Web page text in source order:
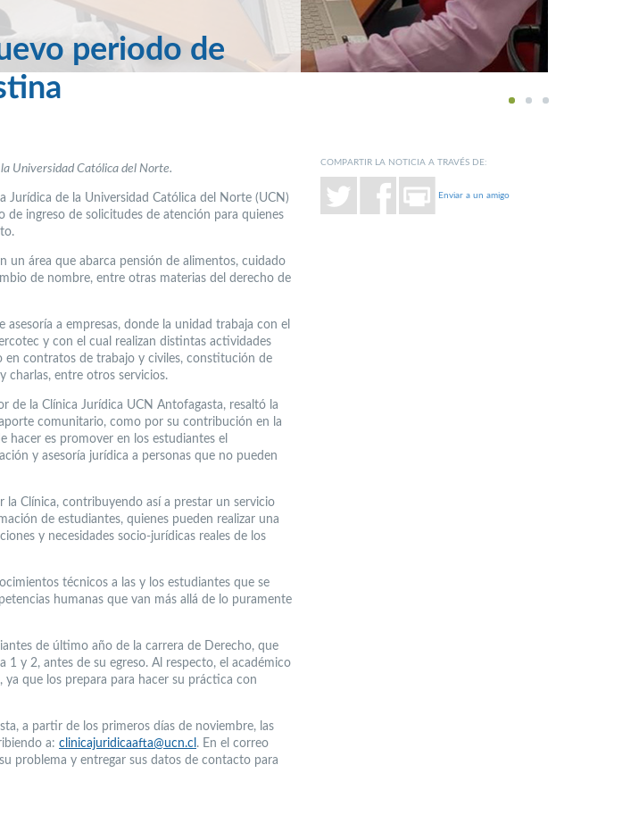
1 2 3
periodo de
Universidad Católica del Norte.
de la Universidad Católica del Norte (UCN)
ingreso de solicitudes de atención para quienes
un área que abarca pensión de alimentos, cuidado
de nombre, entre otras materias del derecho de
asesoría a empresas, donde la unidad trabaja con el
y con el cual realizan distintas actividades
en contratos de trabajo y civiles, constitución de
charlas, entre otros servicios.
de la Clínica Jurídica UCN Antofagasta, resaltó la
comunitario, como por su contribución en la
hacer es promover en los estudiantes el
y asesoría jurídica a personas que no pueden
la Clínica, contribuyendo así a prestar un servicio
de estudiantes, quienes pueden realizar una
y necesidades socio-jurídicas reales de los
técnicos a las y los estudiantes que se
humanas que van más allá de lo puramente
de último año de la carrera de Derecho, que
1 y 2, antes de su egreso. Al respecto, el académico
que los prepara para hacer su práctica con
a partir de los primeros días de noviembre, las
a: clinicajuridicaafta@ucn.cl . En el correo
problema y entregar sus datos de contacto para
COMPARTIR LA NOTICIA A TRAVÉS DE:
Enviar a un amigo